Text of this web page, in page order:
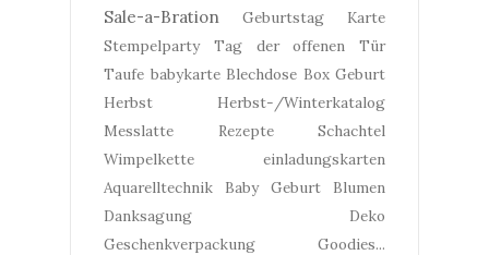
Sale-a-Bration
Geburtstag
Karte
Stempelparty
Tag der offenen Tür
Taufe babykarte Blechdose Box Geburt
Herbst
Herbst-/Winterkatalog
Messlatte
Rezepte
Schachtel
Wimpelkette
einladungskarten
Aquarelltechnik
Baby Geburt
Blumen
Danksagung
Deko
Geschenkverpackung
Goodies...